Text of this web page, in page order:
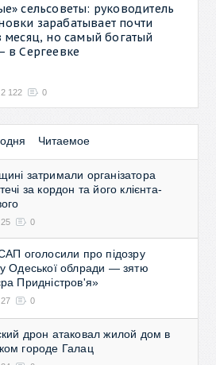
сельсоветы: руководитель
зарабатывает почти
месяц, но самый богатый
в Сергеевке
2 122 0
Читаемое
затримали організатора
за кордон та його клієнта-
25 0
оголосили про підозру
Одеської облради — зятю
Придністров'я»
27 0
дрон атаковал жилой дом в
городе Галац